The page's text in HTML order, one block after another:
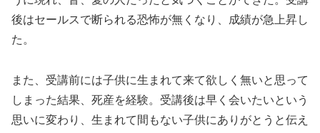
後はセールスで断られる恐怖が無くなり、成績が急上昇し
た。
また、受講前には子供に生まれて来て欲しく無いと思って
しまった結果、死産を経験。受講後は早く会いたいという
思いに変わり、生まれて間もない子供にありがとうと伝え